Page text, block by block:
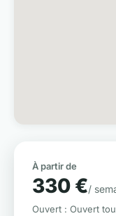
À partir de
330 €/
Ouvert : Ouvert